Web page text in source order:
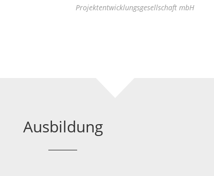
Projektentwicklungsgesellschaft mbH
Ausbildung